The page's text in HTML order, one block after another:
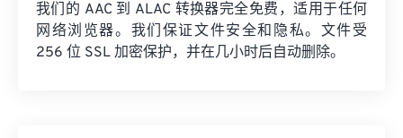
我们的 AAC 到 ALAC 转换器完全免费，适用于任何
网络浏览器。我们保证文件安全和隐私。文件受
256 位 SSL 加密保护，并在几小时后自动删除。